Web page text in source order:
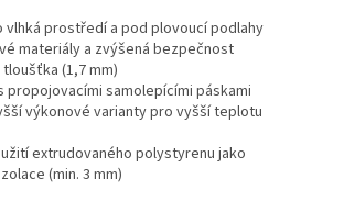
vlhká prostředí a pod plovoucí podlahy
materiály a zvýšená bezpečnost
(1,7 mm)
propojovacími samolepícími páskami
výkonové varianty pro vyšší teplotu
extrudovaného polystyrenu jako
(min. 3 mm)